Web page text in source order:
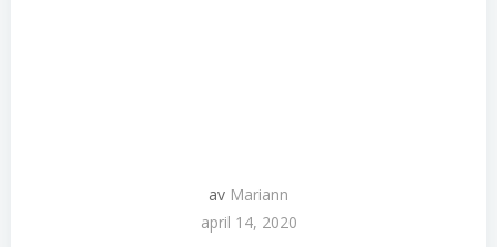
av Mariann
april 14, 2020